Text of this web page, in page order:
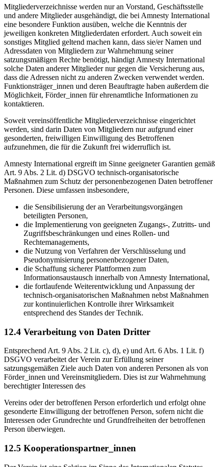
Mitgliederverzeichnisse werden nur an Vorstand, Geschäftsstelle
und andere Mitglieder ausgehändigt, die bei Amnesty International
eine besondere Funktion ausüben, welche die Kenntnis der
jeweiligen konkreten Mitgliederdaten erfordert. Auch soweit ein
sonstiges Mitglied geltend machen kann, dass sie/er Namen und
Adressdaten von Mitgliedern zur Wahrnehmung seiner
satzungsmäßigen Rechte benötigt, händigt Amnesty International
solche Daten anderer Mitglieder nur gegen die Versicherung aus,
dass die Adressen nicht zu anderen Zwecken verwendet werden.
Funktionsträger_innen und deren Beauftragte haben außerdem die
Möglichkeit, Förder_innen für ehrenamtliche Informationen zu
kontaktieren.
Soweit vereinsöffentliche Mitgliederverzeichnisse eingerichtet
werden, sind darin Daten von Mitgliedern nur aufgrund einer
gesonderten, freiwilligen Einwilligung des Betroffenen
aufzunehmen, die für die Zukunft frei widerruflich ist.
Amnesty International ergreift im Sinne geeigneter Garantien gemäß
Art. 9 Abs. 2 Lit. d) DSGVO technisch-organisatorische
Maßnahmen zum Schutz der personenbezogenen Daten betroffener
Personen. Diese umfassen insbesondere,
die Sensibilisierung der an Verarbeitungsvorgängen
beteiligten Personen,
die Implementierung von geeigneten Zugangs-, Zutritts- und
Zugriffsbeschränkungen und eines Rollen- und
Rechtemanagements,
die Nutzung von Verfahren der Verschlüsselung und
Pseudonymisierung personenbezogener Daten,
die Schaffung sicherer Plattformen zum
Informationsaustausch innerhalb von Amnesty International,
die fortlaufende Weiterentwicklung und Anpassung der
technisch-organisatorischen Maßnahmen nebst Maßnahmen
zur kontinuierlichen Kontrolle ihrer Wirksamkeit
entsprechend des Standes der Technik.
12.4 Verarbeitung von Daten Dritter
Entsprechend Art. 9 Abs. 2 Lit. c), d), e) und Art. 6 Abs. 1 Lit. f)
DSGVO verarbeitet der Verein zur Erfüllung seiner
satzungsgemäßen Ziele auch Daten von anderen Personen als von
Förder_innen und Vereinsmitgliedern. Dies ist zur Wahrnehmung
berechtigter Interessen des
Vereins oder der betroffenen Person erforderlich und erfolgt ohne
gesonderte Einwilligung der betroffenen Person, sofern nicht die
Interessen oder Grundrechte und Grundfreiheiten der betroffenen
Person überwiegen.
12.5 Kooperationspartner_innen